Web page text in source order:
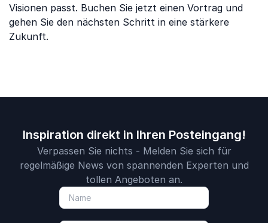
Visionen passt. Buchen Sie jetzt einen Vortrag und
gehen Sie den nächsten Schritt in eine stärkere
Zukunft.
Inspiration direkt in Ihren Posteingang!
Verpassen Sie nichts - Melden Sie sich für
regelmäßige News von spannenden Experten und
tollen Angeboten an.